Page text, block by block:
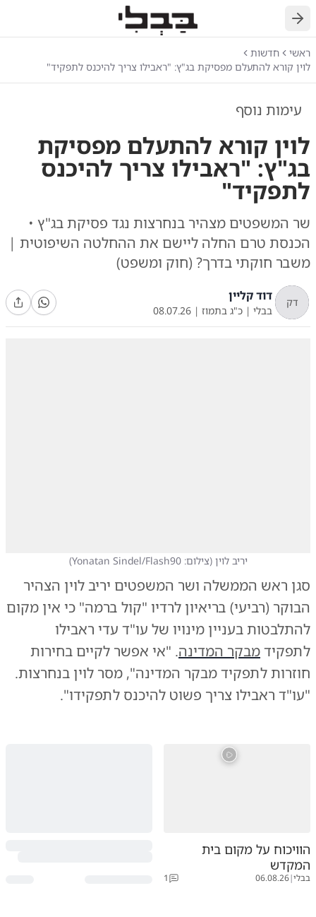
חזרה
ראשי
חדשות
לוין קורא להתעלם מפסיקת בג"ץ: "ראבילו צריך להיכנס לתפקיד"
עימות נוסף
לוין קורא להתעלם מפסיקת
בג"ץ: "ראבילו צריך להיכנס
לתפקיד"
שר המשפטים מצהיר בנחרצות נגד פסיקת בג"ץ •
הכנסת טרם החלה ליישם את ההחלטה השיפוטית |
משבר חוקתי בדרך? (חוק ומשפט)
דק דוד קליין
בבלי | כ"ג בתמוז |
08.07.26
יריב לוין (צילום: Yonatan Sindel/Flash90 )
סגן ראש הממשלה ושר המשפטים יריב לוין הצהיר
הבוקר (רביעי) בריאיון לרדיו "קול ברמה" כי אין מקום
להתלבטות בעניין מינויו של עו"ד עדי ראבילו
לתפקידמבקר המדינה. "אי אפשר לקיים בחירות
חוזרות לתפקיד מבקר המדינה", מסר לוין בנחרצות.
"עו"ד ראבילו צריך פשוט להיכנס לתפקידו".
הוויכוח על מקום בית
המקדש
בבלי|
06.08.26
1